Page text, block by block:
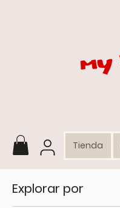
Tienda
Explorar por